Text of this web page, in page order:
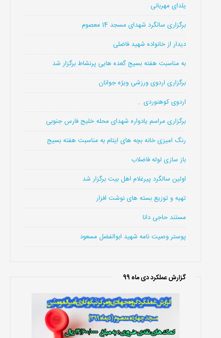
یلدای مهربانی
برگزاری سالگرد شهدای مسجد 14 معصوم
دیدار از خانواده شهید فاضلی
به مناسبت هفته بسیج گعده هایی پرنشاط برگزار شد
برگزاری اردوی ورزشی ویژه جوانان
اردوی کوهنوردی …
برگزاری مراسم یادواره شهدای محله خلیج فارس جنوبی
رنگ امیزی خانه بچه های ایتام به مناسبت هفته بسیج
باز سازی لوله فاضلاب
اولین سالگرد پیرغلام اهل بیت برگزار شد
تهیه و توزیع بسته های نوشت افزار
مستند حاجی دانا
پوستر وصیت نامه شهید ابوالفضل مسعود
گزارش عملکرد دی ماه 99